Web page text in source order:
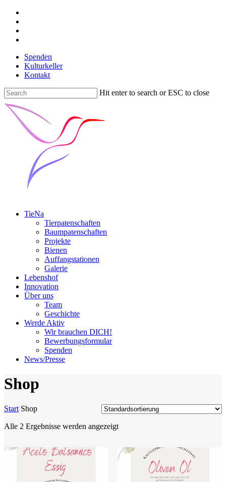
Spenden
Kulturkeller
Kontakt
Hit enter to search or ESC to close
TieNa
Tierpatenschaften
Baumpatenschaften
Projekte
Bienen
Auffangstationen
Galerie
Lebenshof
Innovation
Über uns
Team
Geschichte
Werde Aktiv
Wir brauchen DICH!
Bewerbungsformular
Spenden
News/Presse
Shop
Alle 2 Ergebnisse werden angezeigt
Start Shop